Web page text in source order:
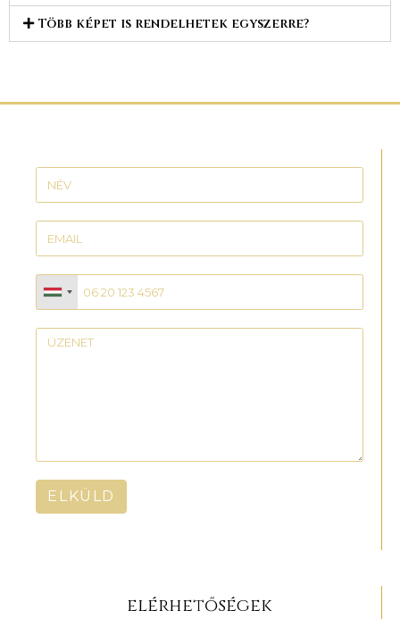
Több képet is rendelhetek egyszerre?
ELKÜLD
elérhetőségek